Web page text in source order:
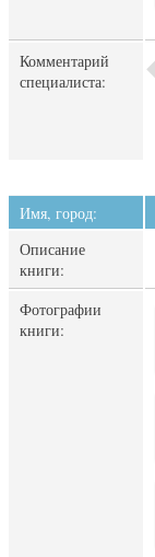
Комментарий
специалиста:
Имя, город:
Описание
книги:
Фотографии
книги: